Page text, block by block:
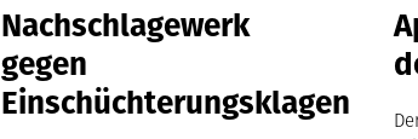
Nachschlagewerk
gegen
Einschüchterungsklagen